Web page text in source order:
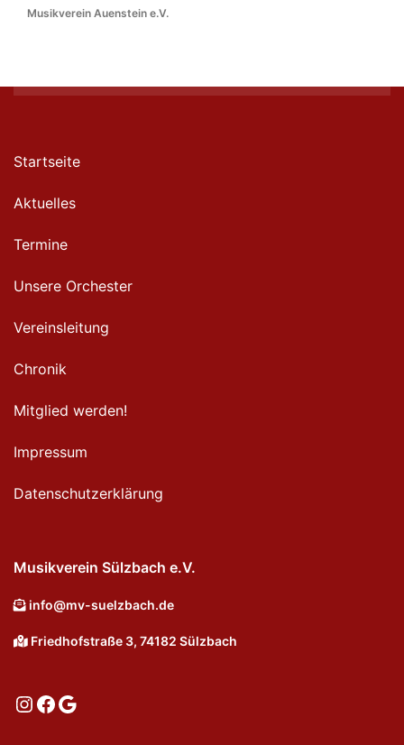
Musikverein Auenstein e.V.
Startseite
Aktuelles
Termine
Unsere Orchester
Vereinsleitung
Chronik
Mitglied werden!
Impressum
Datenschutzerklärung
Musikverein Sülzbach e.V.
info@mv-suelzbach.de
Friedhofstraße 3, 74182 Sülzbach
Instagram
Facebook
Google